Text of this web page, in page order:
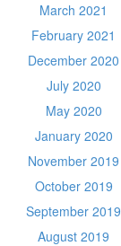
March 2021
February 2021
December 2020
July 2020
May 2020
January 2020
November 2019
October 2019
September 2019
August 2019